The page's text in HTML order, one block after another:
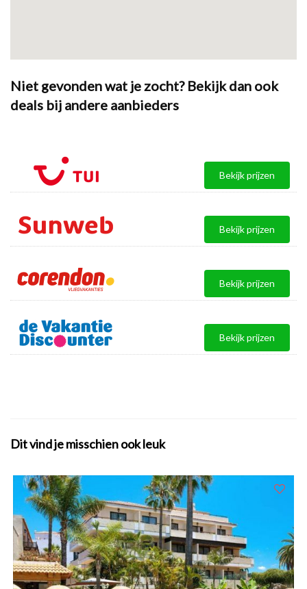
Niet gevonden wat je zocht? Bekijk dan ook
deals bij andere aanbieders
Bekijk prijzen
Bekijk prijzen
Bekijk prijzen
Bekijk prijzen
Dit vind je misschien ook leuk